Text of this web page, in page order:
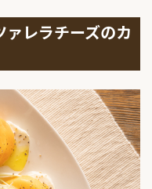
レラチーズのカ